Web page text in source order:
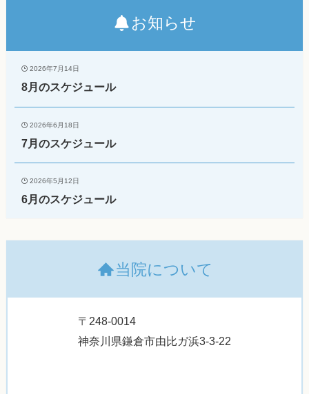
お知らせ
2026年7月14日
8月のスケジュール
2026年6月18日
7月のスケジュール
2026年5月12日
6月のスケジュール
当院について
〒248-0014
神奈川県鎌倉市由比ガ浜3-3-22